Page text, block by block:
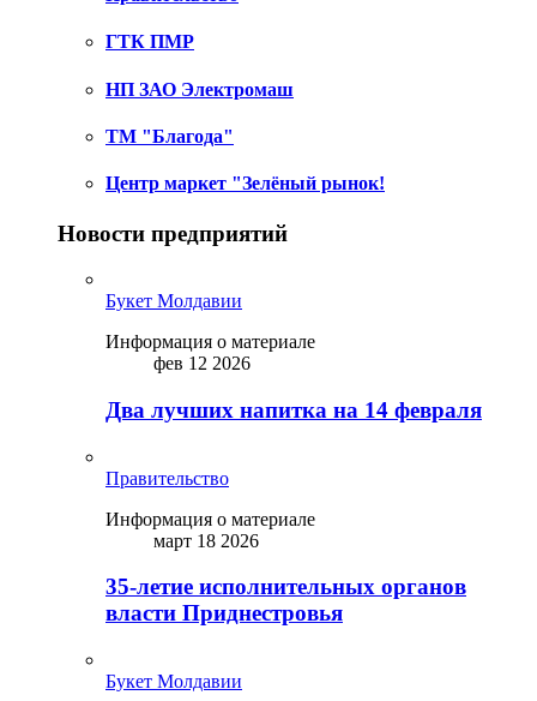
ГТК ПМР
НП ЗАО Электромаш
ТМ "Благода"
Центр маркет "Зелёный рынок!
Новости предприятий
Букет Молдавии
Информация о материале
фев 12 2026
Два лучших напитка на 14 февраля
Правительство
Информация о материале
март 18 2026
35-летие исполнительных органов
власти Приднестровья
Букет Молдавии